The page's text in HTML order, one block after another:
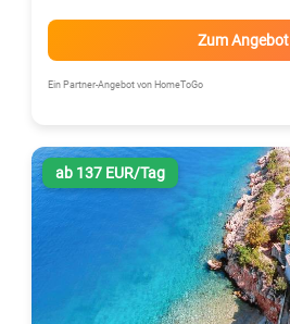
Zum Angebot
Ein Partner-Angebot von HomeToGo
ab 137 EUR/Tag